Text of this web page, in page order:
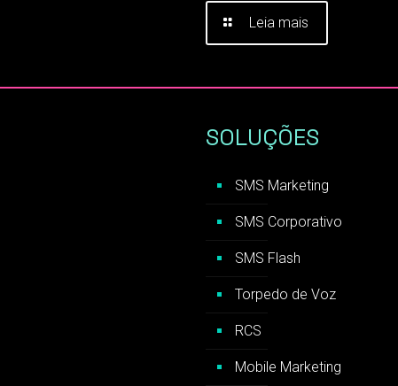
Leia mais
SOLUÇÕES
SMS Marketing
SMS Corporativo
SMS Flash
Torpedo de Voz
RCS
Mobile Marketing